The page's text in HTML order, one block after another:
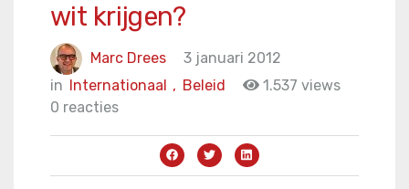
wit krijgen?
Marc Drees
3 januari 2012
in
Beleid
Internationaal ,
1.537 views
0 reacties